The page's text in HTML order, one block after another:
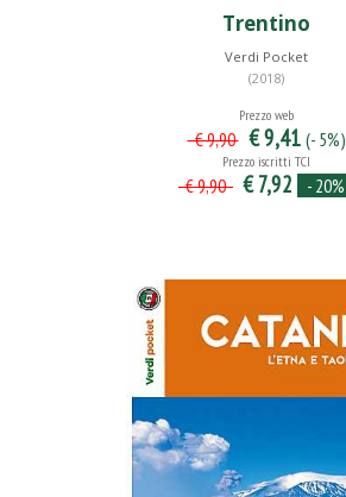
Trentino
Verdi Pocket
(2018)
Prezzo web
€ 9,90 € 9,41 (- 5%)
Prezzo iscritti TCI
€ 9,90 € 7,92 - 20%